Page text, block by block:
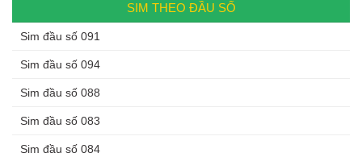
SIM THEO ĐẦU SỐ
Sim đầu số 091
Sim đầu số 094
Sim đầu số 088
Sim đầu số 083
Sim đầu số 084